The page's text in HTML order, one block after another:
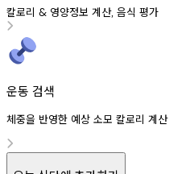
칼로리 & 영양정보 계산, 음식 평가
운동 검색
체중을 반영한 예상 소모 칼로리 계산